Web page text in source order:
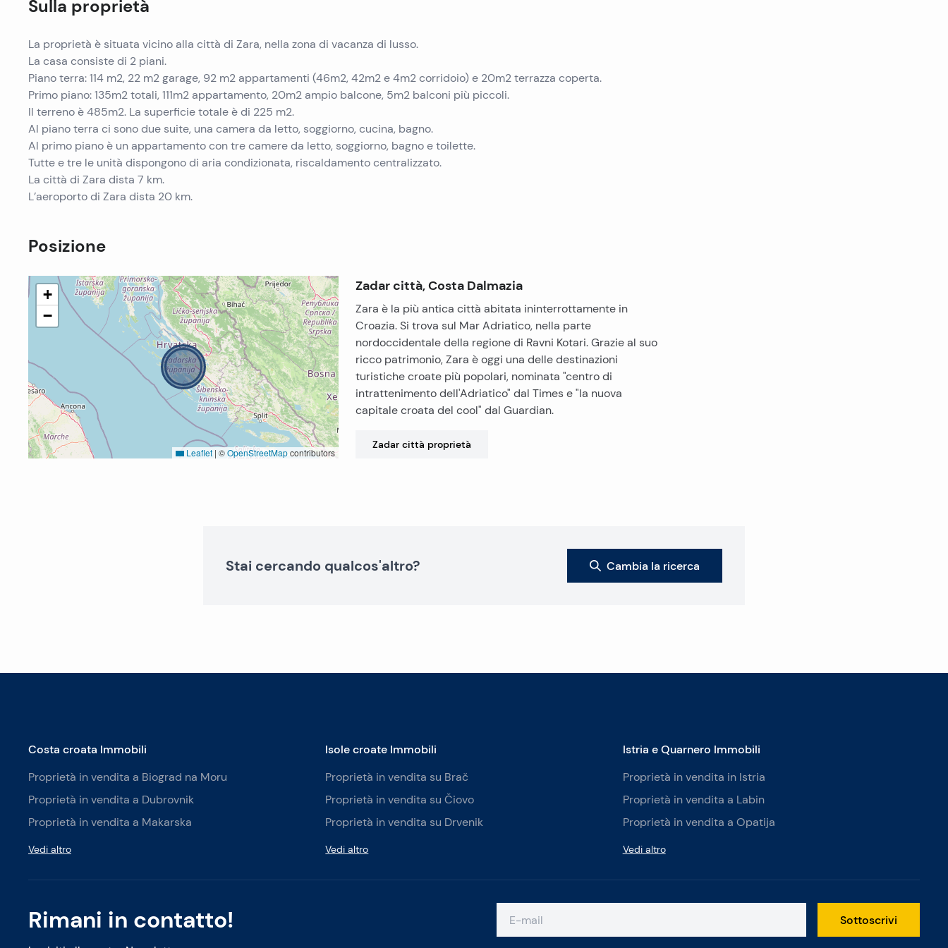
Sulla proprietà
La proprietà è situata vicino alla città di Zara, nella zona di vacanza di lusso.
La casa consiste di 2 piani.
Piano terra: 114 m2, 22 m2 garage, 92 m2 appartamenti (46m2, 42m2 e 4m2 corridoio) e 20m2 terrazza coperta.
Primo piano: 135m2 totali, 111m2 appartamento, 20m2 ampio balcone, 5m2 balconi più piccoli.
Il terreno è 485m2. La superficie totale è di 225 m2.
Al piano terra ci sono due suite, una camera da letto, soggiorno, cucina, bagno.
Al primo piano è un appartamento con tre camere da letto, soggiorno, bagno e toilette.
Tutte e tre le unità dispongono di aria condizionata, riscaldamento centralizzato.
La città di Zara dista 7 km.
L’aeroporto di Zara dista 20 km.
Posizione
+
−
Leaflet | ©OpenStreetMapcontributors
Zadar città, Costa Dalmazia
Zara è la più antica città abitata ininterrottamente in
Croazia. Si trova sul Mar Adriatico, nella parte
nordoccidentale della regione di Ravni Kotari. Grazie al suo
ricco patrimonio, Zara è oggi una delle destinazioni
turistiche croate più popolari, nominata "centro di
intrattenimento dell'Adriatico" dal Times e "la nuova
capitale croata del cool" dal Guardian.
Zadar città proprietà
Stai cercando qualcos'altro? Cambia la ricerca
Rimani in contatto! Sottoscrivi
Costa croata Immobili
Proprietà in vendita a Biograd na Moru
Proprietà in vendita a Dubrovnik
Proprietà in vendita a Makarska
Vedi altro
Isole croate Immobili
Proprietà in vendita su Brač
Proprietà in vendita su Čiovo
Proprietà in vendita su Drvenik
Vedi altro
Istria e Quarnero Immobili
Proprietà in vendita in Istria
Proprietà in vendita a Labin
Proprietà in vendita a Opatija
Vedi altro